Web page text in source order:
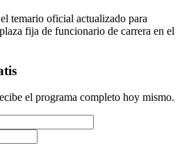
temario oficial actualizado para
fija de funcionario de carrera en el
el programa completo hoy mismo.